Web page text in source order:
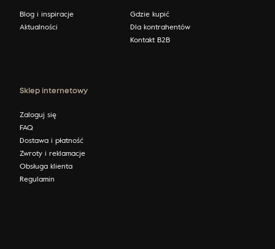
Blog i inspiracje
Aktualności
Gdzie kupić
Dla kontrahentów
Kontakt B2B
Sklep internetowy
Zaloguj się
FAQ
Dostawa i płatność
Zwroty i reklamacje
Obsługa klienta
Regulamin